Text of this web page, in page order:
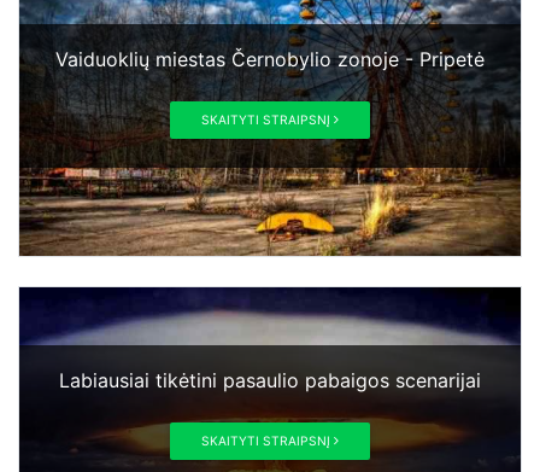
Vaiduoklių miestas Černobylio zonoje - Pripetė
SKAITYTI STRAIPSNĮ
Labiausiai tikėtini pasaulio pabaigos scenarijai
SKAITYTI STRAIPSNĮ